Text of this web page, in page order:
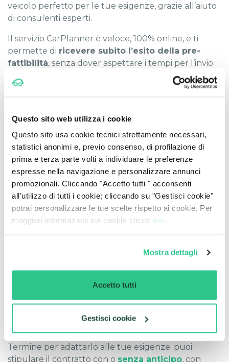
Questo sito web utilizza i cookie
Questo sito usa cookie tecnici strettamente necessari,
statistici anonimi e, previo consenso, di profilazione di
prima e terza parte volti a individuare le preferenze
espresse nella navigazione e personalizzare annunci
promozionali. Cliccando "Accetto tutti " acconsenti
all’utilizzo di tutti i cookie; cliccando su "Gestisci cookie"
potrai personalizzare le tue scelte rispetto ai cookie. Per
maggiori informazioni sui cookie clicca qui.
Mostra dettagli
Accetto tutti
Gestisci cookie
veicolo perfetto per le tue esigenze, grazie all’aiuto
di consulenti esperti.
Il servizio CarPlanner è veloce, 100% online, e ti
permette di ricevere subito l’esito della pre-
fattibilità, senza dover aspettare i tempi per l’invio
dei documenti. Inoltre, il sito ti assiste passo dopo
passo in tutto l’iter del Noleggio con un servizio di
Offerte di Noleggio Auto a
Lungo Termine a Milano
Se stai cercando un’auto a Milano e provincia, su
CarPlanner hai a disposizione un ampio catalogo tra
cui scegliere, con una larga gamma di cilindrate
delle migliori marche e un servizio conveniente e
Volkswagen, da Audi a BMW, e di optare per vetture
sostenibili, elettriche o ibride.
Ricorda che, in sede di stipula, puoi sempre
personalizzare il contratto di Noleggio a Lungo
Termine per adattarlo alle tue esigenze: puoi
stipulare il contratto con o senza anticipo, con